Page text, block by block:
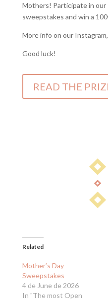
Mothers! Participate in our
sweepstakes and win a
More info on our Instagram,
Good luck!
READ THE
Related
Mother’s Day
Sweepstakes
4 de June de 2026
In "The most Open